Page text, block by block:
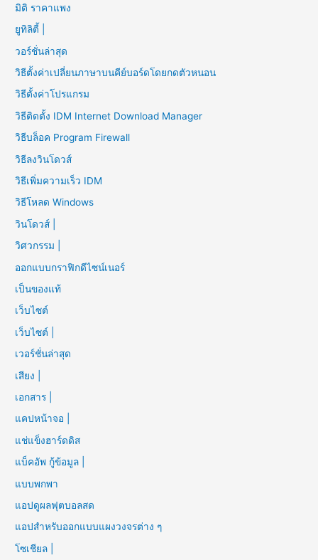
มิติ ราคาแพง
ยูทิลิตี้ |
วอร์ชั่นล่าสุด
วิธีตั้งค่าเปลี่ยนภาษาบนคีย์บอร์ดโดยกดตัวหนอน
วิธีตั้งค่าโปรแกรม
วิธีติดตั้ง IDM Internet Download Manager
วิธีบล็อค Program Firewall
วิธีลงวินโดวส์
วิธีเพิ่มความเร็ว IDM
วิธีโหลด Windows
วินโดวส์ |
วิศวกรรม |
ออกแบบกราฟิกดีไซน์เนอร์
เป็นของแท้
เว็บไซต์
เว็บไซต์ |
เวอร์ชั่นล่าสุด
เสียง |
เอกสาร |
แคปหน้าจอ |
แช่แข็งฮาร์ดดิส
แบ็คอัพ กู้ข้อมูล |
แบบพกพา
แอปดูผลฟุตบอลสด
แอปสำหรับออกแบบแผงวงจรต่าง ๆ
โซเชียล |